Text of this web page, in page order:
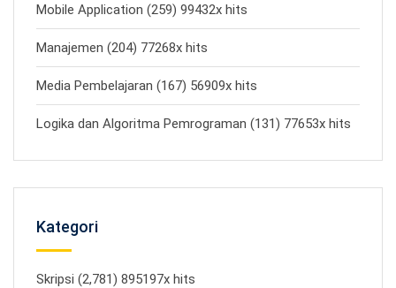
Mobile Application (259) 99432x hits
Manajemen (204) 77268x hits
Media Pembelajaran (167) 56909x hits
Logika dan Algoritma Pemrograman (131) 77653x hits
Kategori
Skripsi (2,781) 895197x hits